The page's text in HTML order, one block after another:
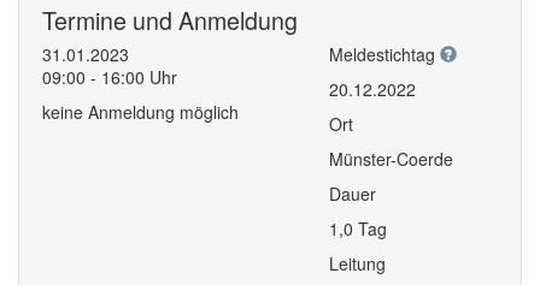
Termine und Anmeldung
31.01.2023
09:00 - 16:00 Uhr
keine Anmeldung möglich
Meldestichtag
20.12.2022
Ort
Münster-Coerde
Dauer
1,0 Tag
Leitung